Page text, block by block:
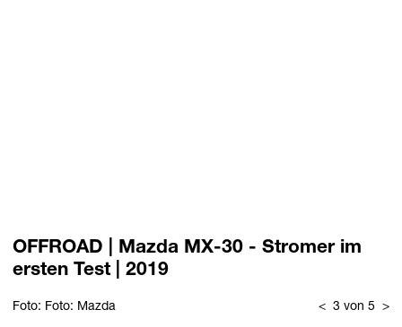
OFFROAD | Mazda MX-30 - Stromer im
ersten Test | 2019
Foto: Foto: Mazda < 3 von 5 >